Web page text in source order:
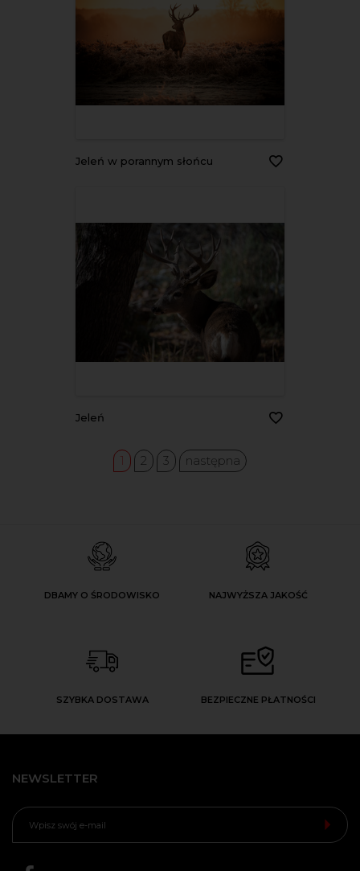
Jeleń w porannym słońcu
Jeleń
1 2 3 następna
DBAMY O ŚRODOWISKO NAJWYŻSZA JAKOŚĆ
SZYBKA DOSTAWA BEZPIECZNE PŁATNOŚCI
NEWSLETTER